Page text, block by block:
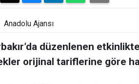
Anadolu Ajansı
düzenlenen
orijinal tariflerine göre